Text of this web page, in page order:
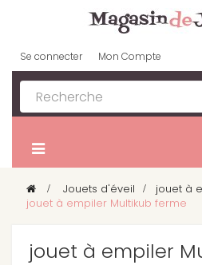
Se connecter Mon Compte
> Jouets d'éveil > jouet à
jouet à empiler Multikub ferme
jouet à empiler